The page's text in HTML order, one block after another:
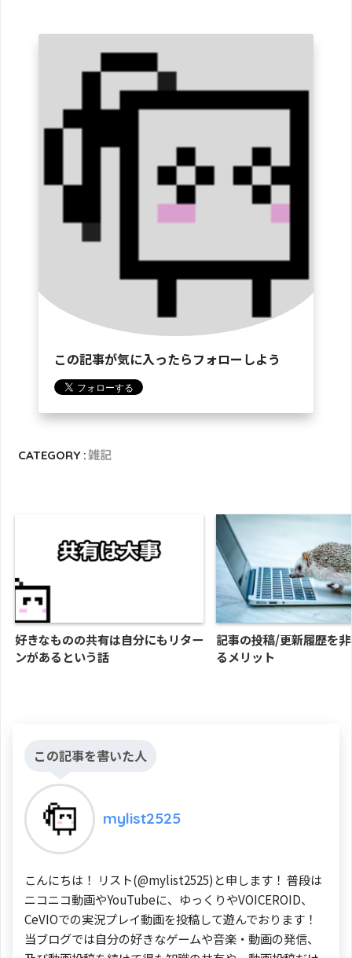
この記事が気に入ったらフォローしよう
CATEGORY :雑記
好きなものの共有は自分にもリター
ンがあるという話
記事の投稿/更新履歴を
るメリット
この記事を書いた人
mylist2525
こんにちは！ リスト(@mylist2525)と申します！ 普段は
ニコニコ動画やYouTubeに、ゆっくりやVOICEROID、
CeVIOでの実況プレイ動画を投稿して遊んでおります！
当ブログでは自分の好きなゲームや音楽・動画の発信、